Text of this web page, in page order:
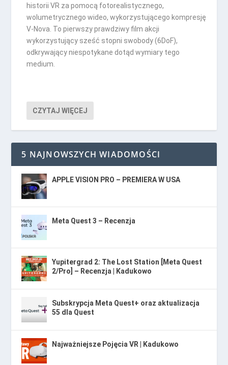
historii VR za pomocą fotorealistycznego,
wolumetrycznego wideo, wykorzystującego kompresję
V-Nova. To pierwszy prawdziwy film akcji
wykorzystujący sześć stopni swobody (6DoF),
odkrywający niespotykane dotąd wymiary tego
medium.
CZYTAJ WIĘCEJ
5 NAJNOWSZYCH WIADOMOŚCI
APPLE VISION PRO – PREMIERA W USA
Meta Quest 3 – Recenzja
Yupitergrad 2: The Lost Station [Meta Quest
2/Pro] – Recenzja | Kadukowo
Subskrypcja Meta Quest+ oraz aktualizacja
55 dla Quest
Najważniejsze Pojęcia VR | Kadukowo